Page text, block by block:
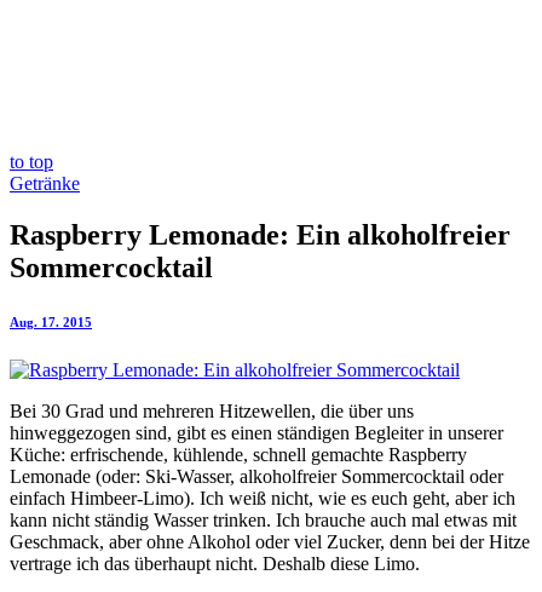
to top
Getränke
Raspberry Lemonade: Ein alkoholfreier
Sommercocktail
Aug. 17. 2015
Bei 30 Grad und mehreren Hitzewellen, die über uns
hinweggezogen sind, gibt es einen ständigen Begleiter in unserer
Küche: erfrischende, kühlende, schnell gemachte Raspberry
Lemonade (oder: Ski-Wasser, alkoholfreier Sommercocktail oder
einfach Himbeer-Limo). Ich weiß nicht, wie es euch geht, aber ich
kann nicht ständig Wasser trinken. Ich brauche auch mal etwas mit
Geschmack, aber ohne Alkohol oder viel Zucker, denn bei der Hitze
vertrage ich das überhaupt nicht. Deshalb diese Limo.